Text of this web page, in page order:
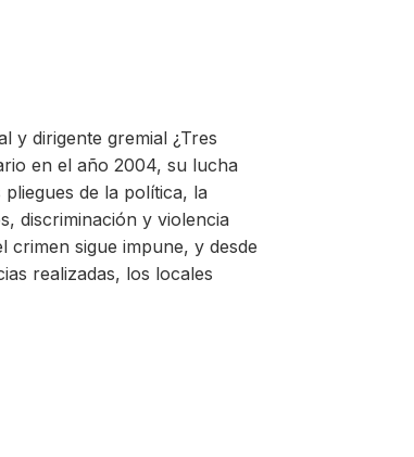
y dirigente gremial ¿Tres
en el año 2004, su lucha
de la política, la
discriminación y violencia
crimen sigue impune, y desde
realizadas, los locales